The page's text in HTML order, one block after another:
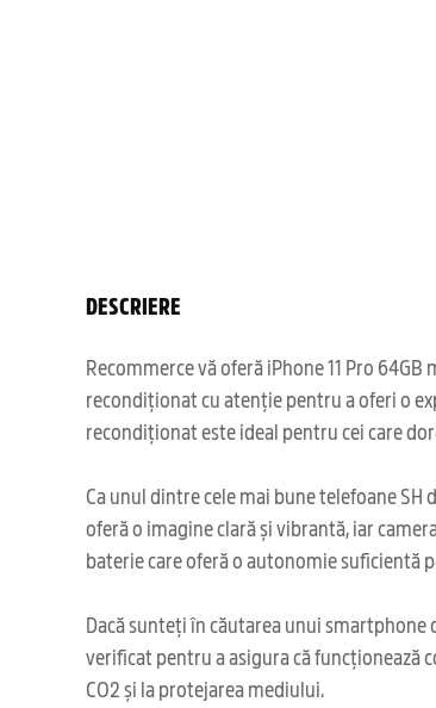
DESCRIERE
Recommerce vă oferă iPhone 11 Pro
recondiționat cu atenție pentru a oferi o
recondiționat este ideal pentru cei care
Ca unul dintre cele mai bune telefoane
oferă o imagine clară și vibrantă, iar
baterie care oferă o autonomie suficientă
Dacă sunteți în căutarea unui smartphone
verificat pentru a asigura că funcționează
CO2 și la protejarea mediului.